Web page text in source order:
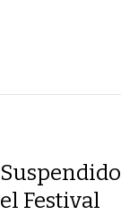
Suspendido
el Festival